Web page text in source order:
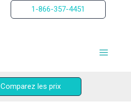
1-866-357-4451
Comparez les prix